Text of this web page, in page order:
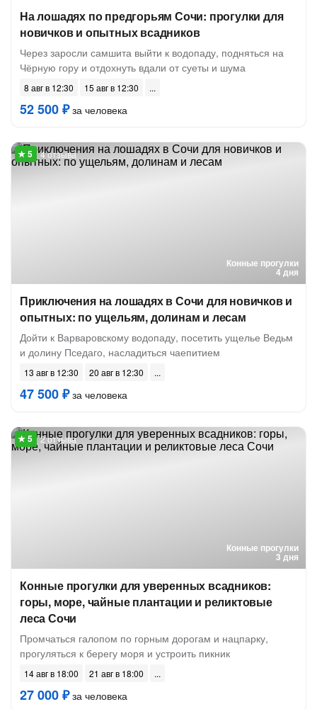
На лошадях по предгорьям Сочи: прогулки для
новичков и опытных всадников
Через заросли самшита выйти к водопаду, подняться на
Чёрную гору и отдохнуть вдали от суеты и шума
8 авг в 12:30 15 авг в 12:30
52 500 ₽за человека
Конные прогулки
4 дня
4 отзыва
Приключения на лошадях в Сочи для новичков и
опытных: по ущельям, долинам и лесам
Дойти к Варваровскому водопаду, посетить ущелье Ведьм
и долину Пседаго, насладиться чаепитием
13 авг в 12:30 20 авг в 12:30
47 500 ₽за человека
Конные прогулки
3 дня
2 отзыва
Конные прогулки для уверенных всадников:
горы, море, чайные плантации и реликтовые
леса Сочи
Промчаться галопом по горным дорогам и нацпарку,
прогуляться к берегу моря и устроить пикник
14 авг в 18:00 21 авг в 18:00
27 000 ₽за человека